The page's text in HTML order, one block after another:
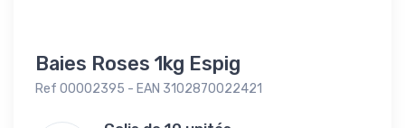
Baies Roses 1kg Espig
Ref 00002395 - EAN 3102870022421